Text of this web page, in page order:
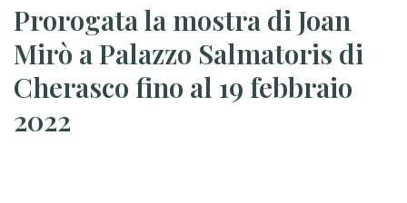
Prorogata la mostra di Joan
Mirò a Palazzo Salmatoris di
Cherasco fino al 19 febbraio
2022